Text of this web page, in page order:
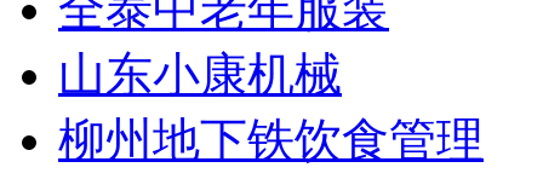
山东小康机械
柳州地下铁饮食管理